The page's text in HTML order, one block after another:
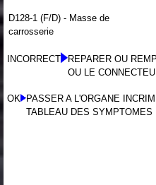
D128-1 (F/D) - Masse de
carrosserie
INCORRECT
REPARER OU
OU LE
OK
PASSER A L'ORGANE
TABLEAU DES SYMPTOMES